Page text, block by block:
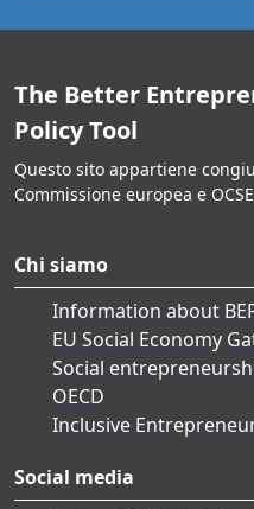
The Better
Policy Tool
Questo sito appartiene
Commissione europea e
Chi siamo
Information about
EU Social Economy
Social
OECD
Inclusive
Social media